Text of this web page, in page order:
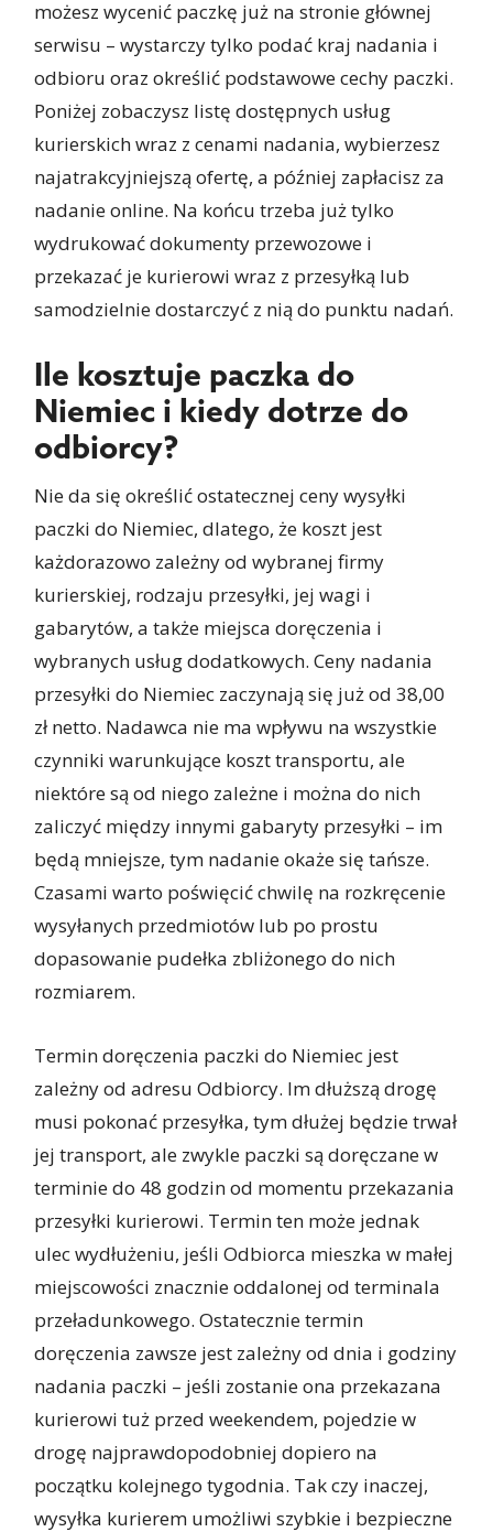
możesz wycenić paczkę już na stronie głównej
serwisu – wystarczy tylko podać kraj nadania i
odbioru oraz określić podstawowe cechy paczki.
Poniżej zobaczysz listę dostępnych usług
kurierskich wraz z cenami nadania, wybierzesz
najatrakcyjniejszą ofertę, a później zapłacisz za
nadanie online. Na końcu trzeba już tylko
wydrukować dokumenty przewozowe i
przekazać je kurierowi wraz z przesyłką lub
samodzielnie dostarczyć z nią do punktu nadań.
Ile kosztuje paczka do
Niemiec i kiedy dotrze do
odbiorcy?
Nie da się określić ostatecznej ceny wysyłki
paczki do Niemiec, dlatego, że koszt jest
każdorazowo zależny od wybranej firmy
kurierskiej, rodzaju przesyłki, jej wagi i
gabarytów, a także miejsca doręczenia i
wybranych usług dodatkowych. Ceny nadania
przesyłki do Niemiec zaczynają się już od 38,00
zł netto. Nadawca nie ma wpływu na wszystkie
czynniki warunkujące koszt transportu, ale
niektóre są od niego zależne i można do nich
zaliczyć między innymi gabaryty przesyłki – im
będą mniejsze, tym nadanie okaże się tańsze.
Czasami warto poświęcić chwilę na rozkręcenie
wysyłanych przedmiotów lub po prostu
dopasowanie pudełka zbliżonego do nich
rozmiarem.
Termin doręczenia paczki do Niemiec jest
zależny od adresu Odbiorcy. Im dłuższą drogę
musi pokonać przesyłka, tym dłużej będzie trwał
jej transport, ale zwykle paczki są doręczane w
terminie do 48 godzin od momentu przekazania
przesyłki kurierowi. Termin ten może jednak
ulec wydłużeniu, jeśli Odbiorca mieszka w małej
miejscowości znacznie oddalonej od terminala
przeładunkowego. Ostatecznie termin
doręczenia zawsze jest zależny od dnia i godziny
nadania paczki – jeśli zostanie ona przekazana
kurierowi tuż przed weekendem, pojedzie w
drogę najprawdopodobniej dopiero na
początku kolejnego tygodnia. Tak czy inaczej,
wysyłka kurierem umożliwi szybkie i bezpieczne